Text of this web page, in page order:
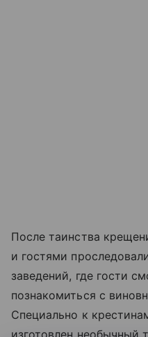
После таинства
и гостями
заведений, где гости
познакомиться с
Специально к
изготовлен необычный